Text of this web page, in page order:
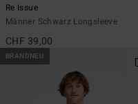
Re Issue
Männer Schwarz Longsleeve
CHF 39,00
BRANDNEU